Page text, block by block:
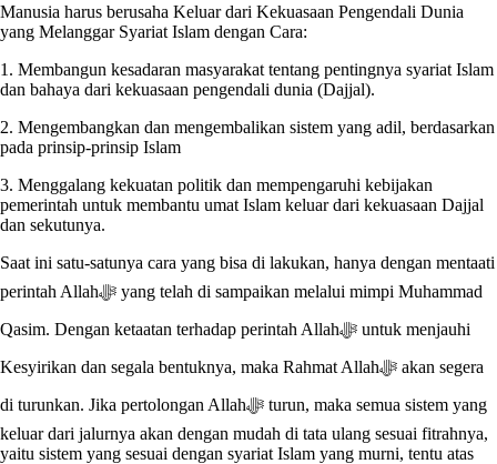
Manusia harus berusaha Keluar dari Kekuasaan Pengendali Dunia
yang Melanggar Syariat Islam dengan Cara:
1. Membangun kesadaran masyarakat tentang pentingnya syariat Islam
dan bahaya dari kekuasaan pengendali dunia (Dajjal).
2. Mengembangkan dan mengembalikan sistem yang adil, berdasarkan
pada prinsip-prinsip Islam
3. Menggalang kekuatan politik dan mempengaruhi kebijakan
pemerintah untuk membantu umat Islam keluar dari kekuasaan Dajjal
dan sekutunya.
Saat ini satu-satunya cara yang bisa di lakukan, hanya dengan mentaati
perintah Allahﷻ yang telah di sampaikan melalui mimpi Muhammad
Qasim. Dengan ketaatan terhadap perintah Allahﷻ untuk menjauhi
Kesyirikan dan segala bentuknya, maka Rahmat Allahﷻ akan segera
di turunkan. Jika pertolongan Allahﷻ turun, maka semua sistem yang
keluar dari jalurnya akan dengan mudah di tata ulang sesuai fitrahnya,
yaitu sistem yang sesuai dengan syariat Islam yang murni, tentu atas